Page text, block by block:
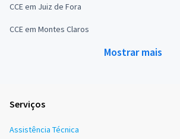
CCE em Juiz de Fora
CCE em Montes Claros
Mostrar mais
Serviços
Assistência Técnica